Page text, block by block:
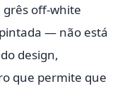
off-white
— não está
design,
que permite que